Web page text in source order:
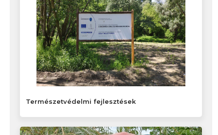
Természetvédelmi fejlesztések